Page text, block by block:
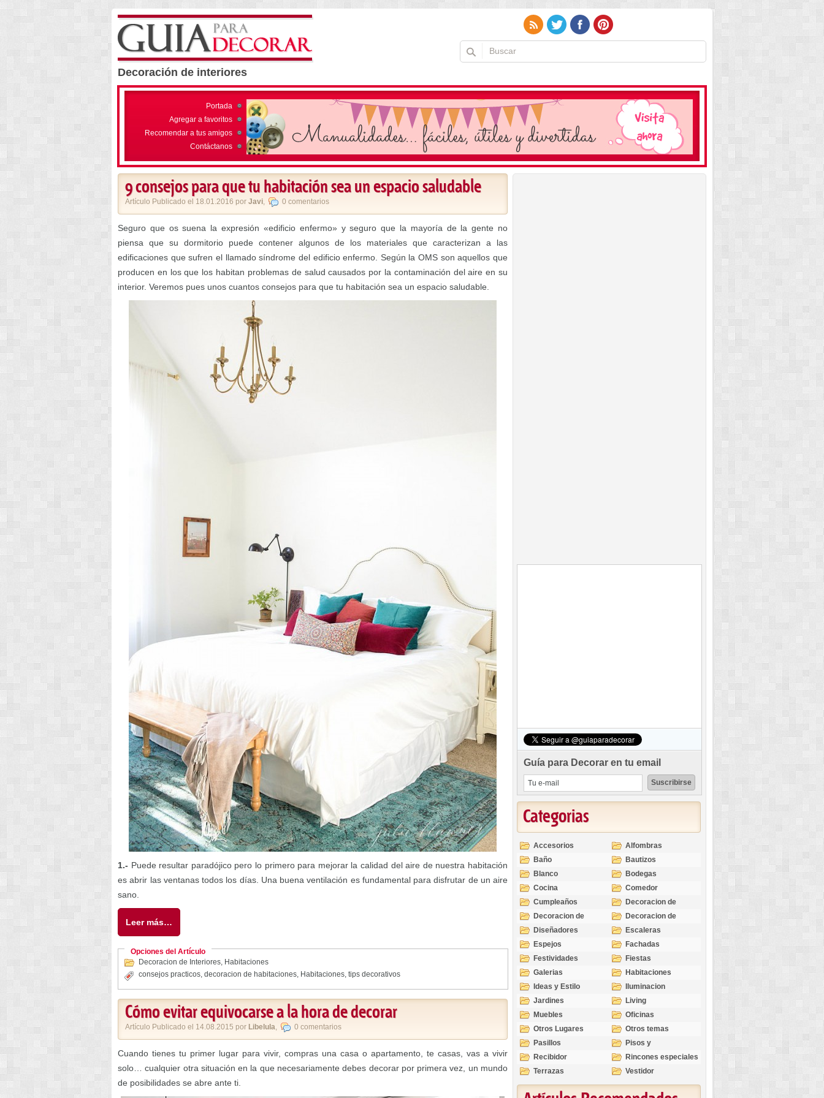
Decoración de interiores
Portada
Agregar a favoritos
Recomendar a tus amigos
Contáctanos
9 consejos para que tu habitación sea un espacio saludable
Artículo Publicado el 18.01.2016 por Javi, 0 comentarios
Seguro que os suena la expresión «edificio enfermo» y seguro que la mayoría de la gente no
piensa que su dormitorio puede contener algunos de los materiales que caracterizan a las
edificaciones que sufren el llamado síndrome del edificio enfermo. Según la OMS son aquellos que
producen en los que los habitan problemas de salud causados por la contaminación del aire en su
interior. Veremos pues unos cuantos consejos para que tu habitación sea un espacio saludable.
1.- Puede resultar paradójico pero lo primero para mejorar la calidad del aire de nuestra habitación
es abrir las ventanas todos los días. Una buena ventilación es fundamental para disfrutar de un aire
sano.
Leer más…
Opciones del Artículo
Decoracion de Interiores, Habitaciones
consejos practicos, decoracion de habitaciones, Habitaciones, tips decorativos
Cómo evitar equivocarse a la hora de decorar
Artículo Publicado el 14.08.2015 por Libelula, 0 comentarios
Cuando tienes tu primer lugar para vivir, compras una casa o apartamento, te casas, vas a vivir
solo… cualquier otra situación en la que necesariamente debes decorar por primera vez, un mundo
de posibilidades se abre ante ti.
Guía para Decorar en tu email
Categorias
Accesorios
Alfombras
Baño
Bautizos
Blanco
Bodegas
Cocina
Comedor
Cumpleaños
Decoracion de
Exteriores
Decoracion de
Interiores
Decoracion de
Ocasiones
Diseñadores
Escaleras
Espejos
Fachadas
Festividades
Fiestas
Galerias
Habitaciones
Ideas y Estilo
Iluminacion
Jardines
Living
Muebles
Oficinas
Otros Lugares
Otros temas
Pasillos
Pisos y
revestimientos
Recibidor
Rincones especiales
Terrazas
Vestidor